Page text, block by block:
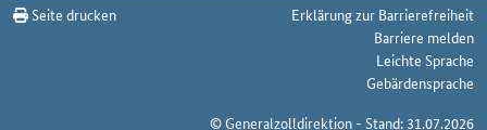
Seite drucken
Erklärung zur Barrierefreiheit
Barriere melden
Leichte Sprache
Gebärdensprache
© Generalzolldirektion - Stand: 31.07.2026